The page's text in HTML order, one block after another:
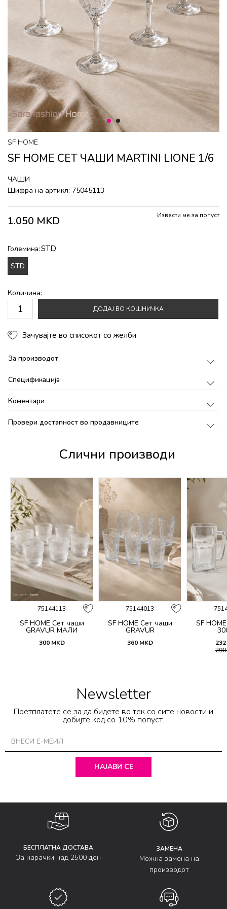
1 2
SF HOME
SF HOME СЕТ ЧАШИ MARTINI LIONE 1/6
ЧАШИ
Шифра на артикл: 75045113
1.050 MKD Извести ме за попуст
Големина:STD
STD
Количина:
ДОДАЈ ВО КОШНИЧКА
Зачувајте во списокот со желби
За производот
Спецификација
Коментари
Провери достапност во продавниците
Слични производи
75144113
SF HOME Сет чаши
GRAVUR МАЛИ
300 MKD
75144013
SF HOME Сет чаши
GRAVUR
360 MKD
SF
232
290
Newsletter
Претплатете се за да бидете во тек со сите новости и
добијте код со 10% попуст.
НАЈАВИ СЕ
БЕСПЛАТНА ДОСТАВА
За нарачки над 2500 ден
ЗАМЕНА
Можна замена на
производот